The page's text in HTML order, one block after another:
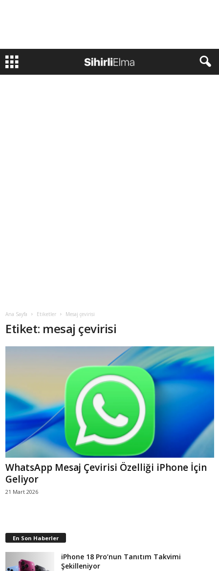
Ana Sayfa Etiketler Mesaj çevirisi
Etiket: mesaj çevirisi
WhatsApp Mesaj Çevirisi Özelliği iPhone İçin
Geliyor
21 Mart 2026
En Son Haberler
iPhone 18 Pro’nun Tanıtım Takvimi
Şekilleniyor